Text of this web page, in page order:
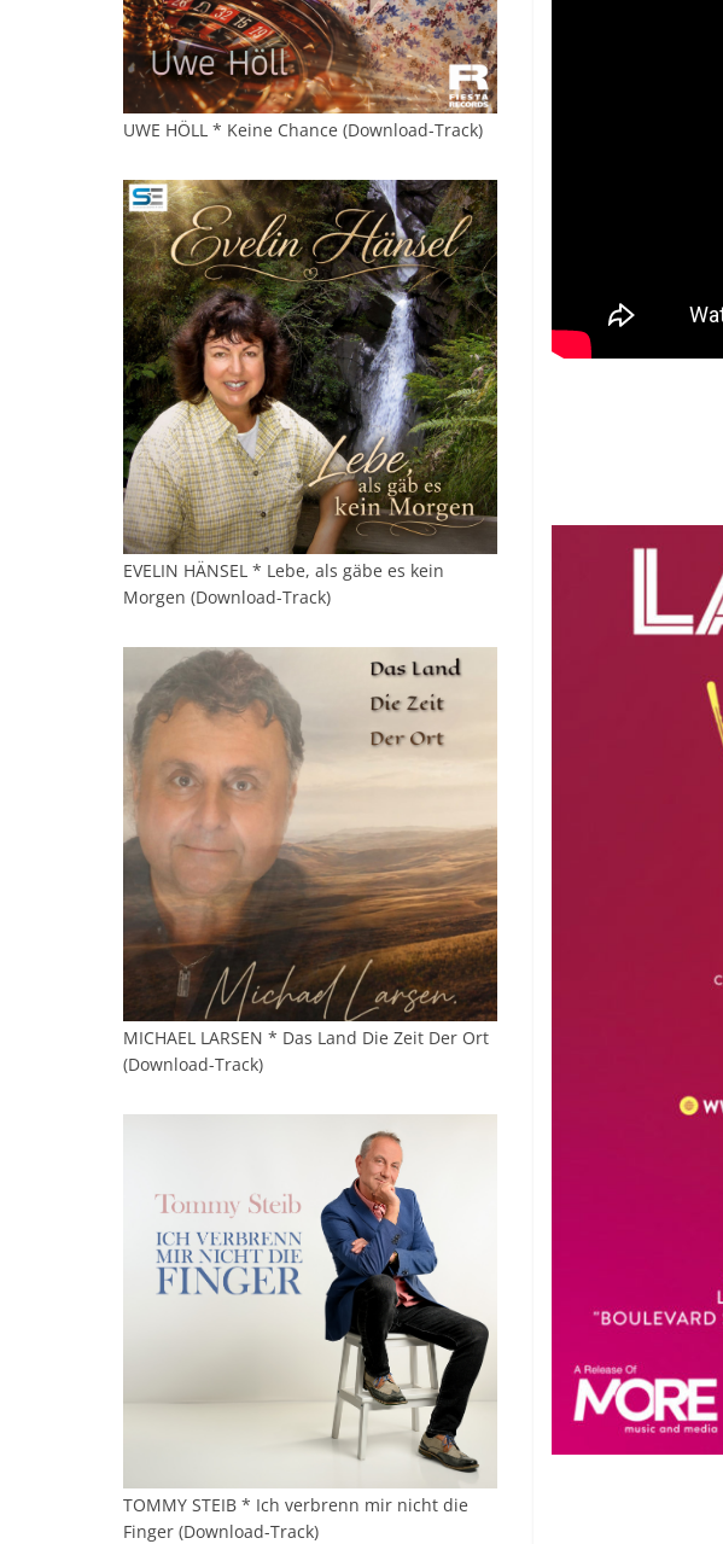
UWE HÖLL * Keine Chance (Download-Track)
EVELIN HÄNSEL * Lebe, als gäbe es kein
Morgen (Download-Track)
MICHAEL LARSEN * Das Land Die Zeit Der Ort
(Download-Track)
TOMMY STEIB * Ich verbrenn mir nicht die
Finger (Download-Track)